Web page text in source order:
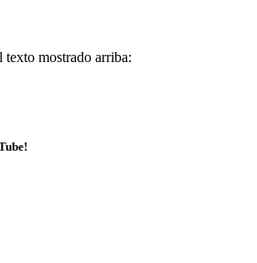
texto mostrado arriba: